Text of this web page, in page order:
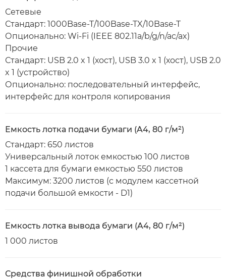
Сетевые
Стандарт: 1000Base-T/100Base-TX/10Base-T
Опционально: Wi-Fi (IEEE 802.11a/b/g/n/ac/ax)
Прочие
Стандарт: USB 2.0 x 1 (хост), USB 3.0 x 1 (хост), USB 2.0
x 1 (устройство)
Опционально: последовательный интерфейс,
интерфейс для контроля копирования
Емкость лотка подачи бумаги (A4, 80 г/м²)
Стандарт: 650 листов
Универсальный лоток емкостью 100 листов
1 кассета для бумаги емкостью 550 листов
Максимум: 3200 листов (с модулем кассетной
подачи большой емкости - D1)
Емкость лотка вывода бумаги (A4, 80 г/м²)
1 000 листов
Средства финишной обработки